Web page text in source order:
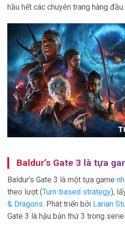
hầu hết các chuyên trang hàng đầu.
Baldur’s Gate 3 là tựa
Baldur’s Gate 3 là một tựa game
theo lượt (Turn-based strategy),
& Dragons. Phát triển bởi Larian
Gate 3 là hậu bản thứ 3 trong